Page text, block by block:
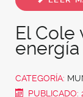
El Cole
CATEGORÍA:
PUBLICADO: